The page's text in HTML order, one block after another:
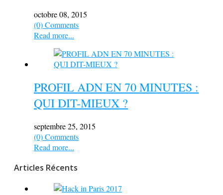
octobre 08, 2015
(0) Comments
Read more...
PROFIL ADN EN 70 MINUTES :
QUI DIT-MIEUX ?
septembre 25, 2015
(0) Comments
Read more...
Articles Récents